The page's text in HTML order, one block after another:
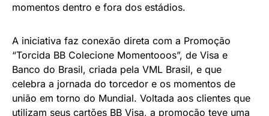
momentos dentro e fora dos estádios.
A iniciativa faz conexão direta com a Promoção
“Torcida BB Colecione Momentooos”, de Visa e
Banco do Brasil, criada pela VML Brasil, e que
celebra a jornada do torcedor e os momentos de
união em torno do Mundial. Voltada aos clientes que
utilizam seus cartões BB Visa, a promoção teve uma